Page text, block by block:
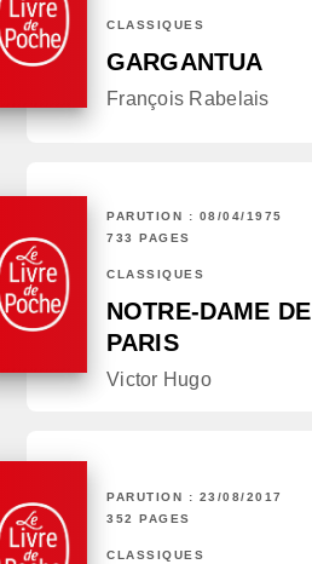
CLASSIQUES
GARGANTUA
François Rabelais
PARUTION : 08/04/1975
733 PAGES
CLASSIQUES
NOTRE-DAME DE
PARIS
Victor Hugo
PARUTION : 23/08/2017
352 PAGES
CLASSIQUES